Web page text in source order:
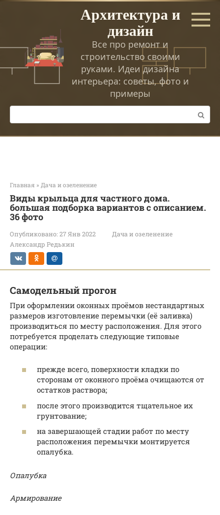
Перейти
Архитектура и
дизайн
Все про ремонт и
строительство своими
руками. Идеи дизайна
интерьера: советы, фото и
примеры
Поиск:
Главная » Дача и озеленение
Виды крыльца для частного дома.
большая подборка вариантов с описанием.
36 фото
Опубликовано: 27 Янв 2022
Дача и озеленение
Александр Редькин
Самодельный прогон
При оформлении оконных проёмов нестандартных
размеров изготовление перемычки (её заливка)
производиться по месту расположения. Для этого
потребуется проделать следующие типовые
операции:
прежде всего, поверхности кладки по
сторонам от оконного проёма очищаются от
остатков раствора;
после этого производится тщательное их
грунтование;
на завершающей стадии работ по месту
расположения перемычки монтируется
опалубка.
Опалубка
Армирование